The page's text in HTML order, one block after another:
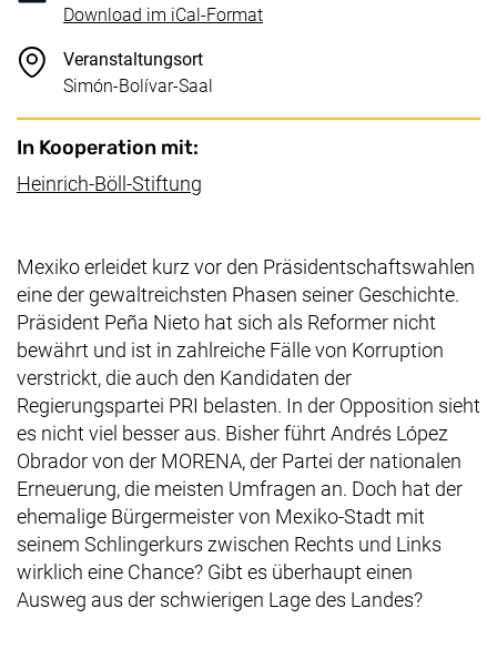
Download im iCal-Format, 1 KB (öffnet neues Fenster)
Veranstaltungsort
Simón-Bolívar-Saal
In Kooperation mit:
Heinrich-Böll-Stiftung
Mexiko erleidet kurz vor den Präsidentschaftswahlen
eine der gewaltreichsten Phasen seiner Geschichte.
Präsident Peña Nieto hat sich als Reformer nicht
bewährt und ist in zahlreiche Fälle von Korruption
verstrickt, die auch den Kandidaten der
Regierungspartei PRI belasten. In der Opposition sieht
es nicht viel besser aus. Bisher führt Andrés López
Obrador von der MORENA, der Partei der nationalen
Erneuerung, die meisten Umfragen an. Doch hat der
ehemalige Bürgermeister von Mexiko-Stadt mit
seinem Schlingerkurs zwischen Rechts und Links
wirklich eine Chance? Gibt es überhaupt einen
Ausweg aus der schwierigen Lage des Landes?